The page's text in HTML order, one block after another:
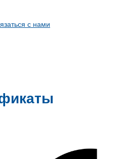
с нами